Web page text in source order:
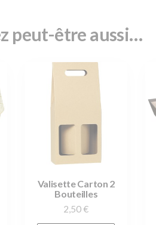
peut-être aussi…
Valisette Carton 2
Bouteilles
2,50 €